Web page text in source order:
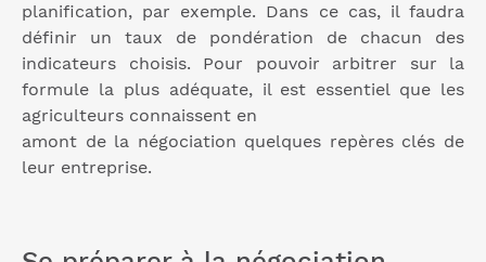
planification, par exemple. Dans ce cas, il faudra
définir un taux de pondération de chacun des
indicateurs choisis. Pour pouvoir arbitrer sur la
formule la plus adéquate, il est essentiel que les
agriculteurs connaissent en
amont de la négociation quelques repères clés de
leur entreprise.